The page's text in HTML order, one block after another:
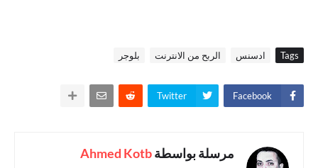
Tags ادسنس الربح من الانترنت بلوجر
Facebook
Twitter
مرسلة بواسطةAhmed Kotb